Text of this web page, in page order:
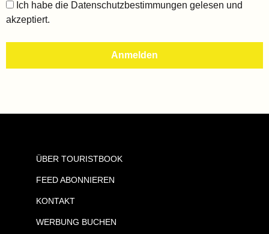
Ich habe die Datenschutzbestimmungen gelesen und
akzeptiert.
ÜBER TOURISTBOOK
FEED ABONNIEREN
KONTAKT
WERBUNG BUCHEN